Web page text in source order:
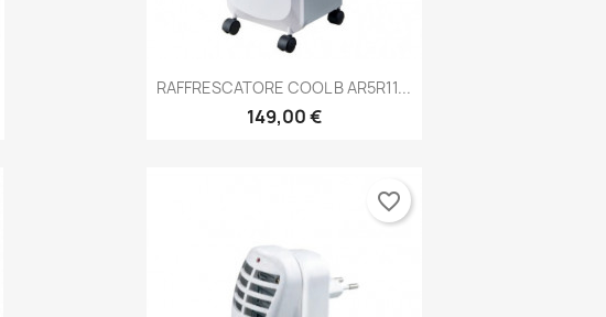
RAFFRESCATORE COOL B AR5R11...
149,00 €
Anteprima
favorite_border